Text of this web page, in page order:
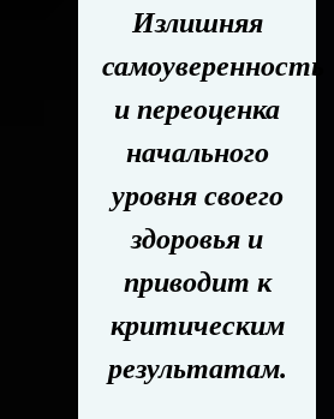
Излишняя
самоуверенность
и переоценка
начального
уровня своего
здоровья и
приводит к
критическим
результатам.